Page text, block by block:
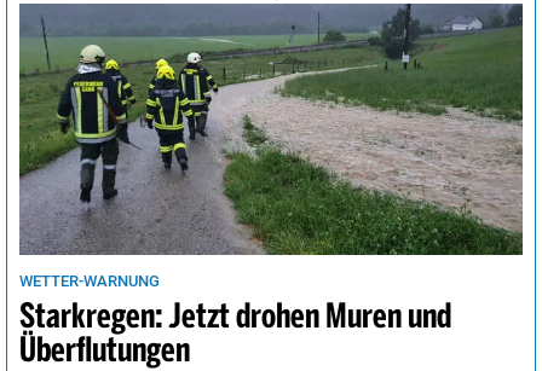
WETTER-WARNUNG
Starkregen: Jetzt drohen Muren und
Überflutungen